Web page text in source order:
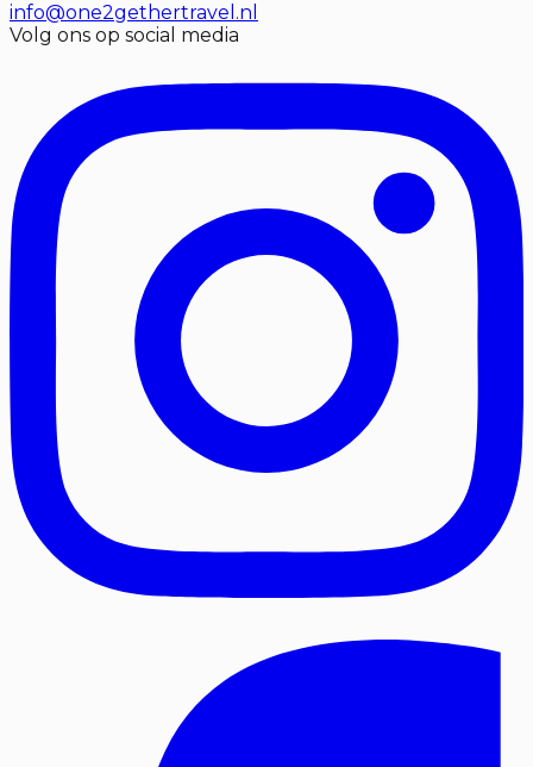
info@one2gethertravel.nl
Volg ons op social media